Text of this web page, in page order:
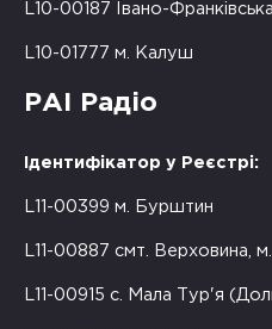
L10-00187 Івано-
L10-01777 м. Калуш
РАІ Радіо
Ідентифікатор у Реєстрі:
L11-00399 м. Бурштин
L11-00887 смт. Верховина,
L11-00915 с. Мала Тур'я